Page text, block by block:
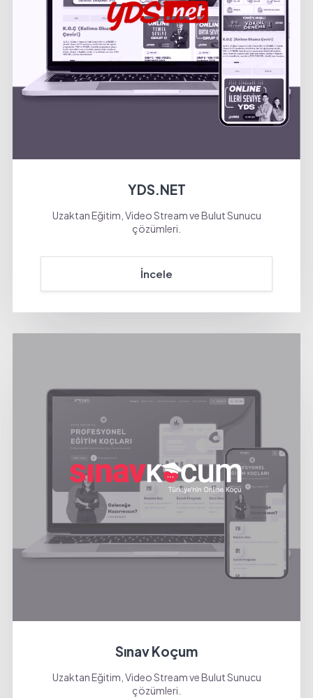
YDS.NET
Uzaktan Eğitim, Video Stream ve Bulut Sunucu
çözümleri.
İncele
Sınav Koçum
Uzaktan Eğitim, Video Stream ve Bulut Sunucu
çözümleri.